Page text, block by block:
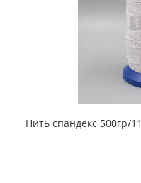
Нить спандекс 500гр/